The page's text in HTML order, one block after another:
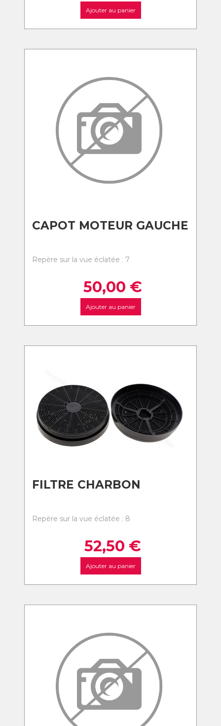
Ajouter au panier
CAPOT MOTEUR GAUCHE
Repère sur la vue éclatée : 7
50,00 €
Ajouter au panier
FILTRE CHARBON
Repère sur la vue éclatée : 8
52,50 €
Ajouter au panier